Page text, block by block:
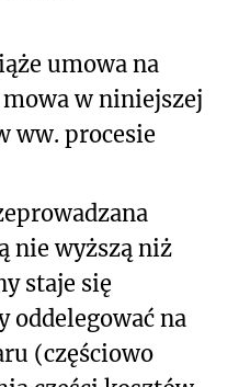
umowa na
w niniejszej
ww. procesie
nie wyższą niż
staje się
oddelegować na
(częściowo